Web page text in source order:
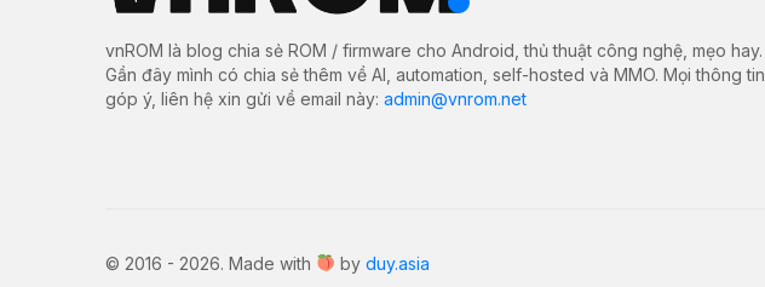
vnROM là blog chia sẻ ROM / firmware cho Android, thủ thuật công nghệ, mẹo hay.
Gần đây mình có chia sẻ thêm về AI, automation, self-hosted và MMO. Mọi thông tin
góp ý, liên hệ xin gửi về email này: admin@vnrom.net
© 2016 - 2026. Made with by duy.asia